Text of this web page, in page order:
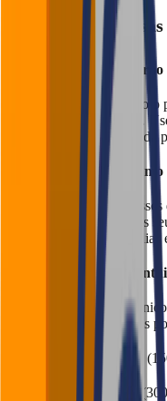
🛠 Como criar
Pese suas porções padrão
Comece testando
estabelecimento.
média real de cada
Compare com o
Relacione
a maioria dos
porções
Crie nomes simples e
Evite termos
Prefira chamar as
“Individual”
“Para dois”